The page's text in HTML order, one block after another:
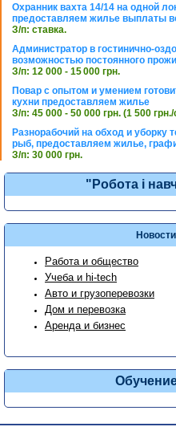
Охранник вахта 14/14 на одной
предоставляем жилье выплаты
З/п: ставка.
Администратор в гостинично-
возможностью постоянного
З/п: 12 000 - 15 000 грн.
Повар с опытом и умением
кухни предоставляем жилье
З/п: 45 000 - 50 000 грн. (1 500
Разнорабочий на обход и уборку
рыб, предоставляем жилье,
З/п: 30 000 грн.
"Робота і
Работа и общество
Учеба и hi-tech
Авто и грузоперевозки
Дом и перевозка
Аренда и бизнес